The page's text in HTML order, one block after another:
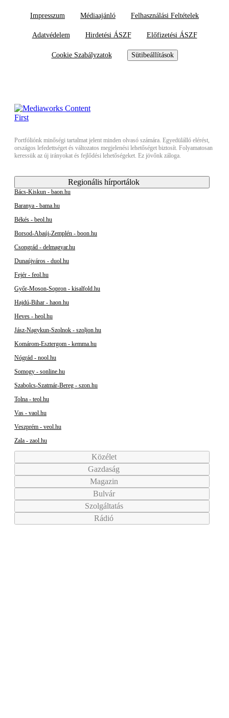
Impresszum Médiaajánló Felhasználási Feltételek
Adatvédelem Hirdetési ÁSZF Előfizetési ÁSZF
Cookie Szabályzatok Sütibeállítások
Portfóliónk minőségi tartalmat jelent minden olvasó számára. Egyedülálló elérést,
országos lefedettséget és változatos megjelenési lehetőséget biztosít. Folyamatosan
keressük az új irányokat és fejlődési lehetőségeket. Ez jövőnk záloga.
Regionális hírportálok
Bács-Kiskun - baon.hu
Baranya - bama.hu
Békés - beol.hu
Borsod-Abaúj-Zemplén - boon.hu
Csongrád - delmagyar.hu
Dunaújváros - duol.hu
Fejér - feol.hu
Győr-Moson-Sopron - kisalfold.hu
Hajdú-Bihar - haon.hu
Heves - heol.hu
Jász-Nagykun-Szolnok - szoljon.hu
Komárom-Esztergom - kemma.hu
Nógrád - nool.hu
Somogy - sonline.hu
Szabolcs-Szatmár-Bereg - szon.hu
Tolna - teol.hu
Vas - vaol.hu
Veszprém - veol.hu
Zala - zaol.hu
Közélet
Gazdaság
Magazin
Bulvár
Szolgáltatás
Rádió